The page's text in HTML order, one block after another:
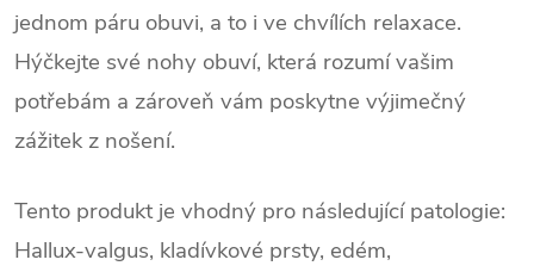
jednom páru obuvi, a to i ve chvílích relaxace.
Hýčkejte své nohy obuví, která rozumí vašim
potřebám a zároveň vám poskytne výjimečný
zážitek z nošení.
Tento produkt je vhodný pro následující patologie:
Hallux-valgus, kladívkové prsty, edém,